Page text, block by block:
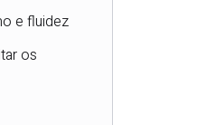
e fluidez
os